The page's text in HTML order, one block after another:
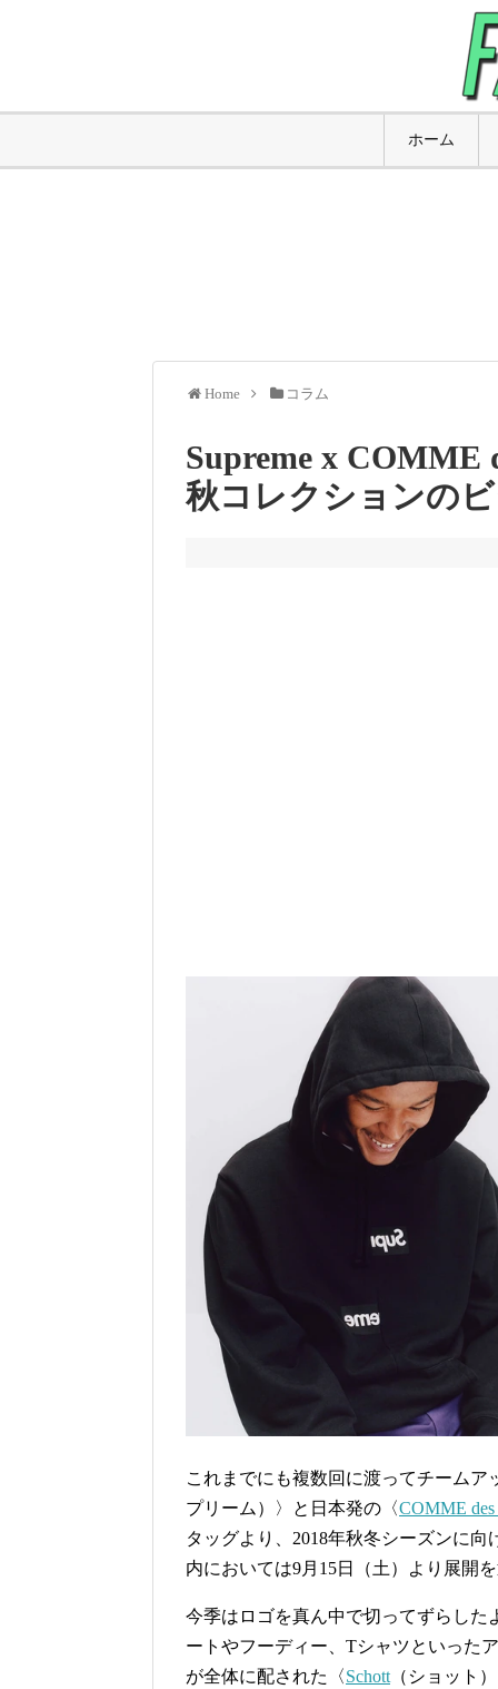
ホーム
Home コラム
Supreme x COMME
秋コレクションの
これまでにも複数回に渡ってチーム
プリーム）〉と日本発の〈COMME
タッグより、2018年秋冬シーズンに
内においては9月15日（土）より展開
今季はロゴを真ん中で切ってずらし
ートやフーディー、Tシャツといった
が全体に配された〈Schott （ショット